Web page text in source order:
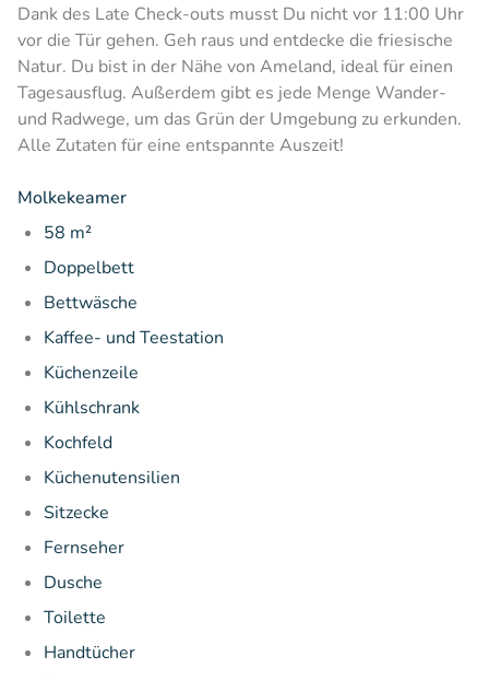
Dank des Late Check-outs musst Du nicht vor 11:00 Uhr
vor die Tür gehen. Geh raus und entdecke die friesische
Natur. Du bist in der Nähe von Ameland, ideal für einen
Tagesausflug. Außerdem gibt es jede Menge Wander-
und Radwege, um das Grün der Umgebung zu erkunden.
Alle Zutaten für eine entspannte Auszeit!
Molkekeamer
58 m²
Doppelbett
Bettwäsche
Kaffee- und Teestation
Küchenzeile
Kühlschrank
Kochfeld
Küchenutensilien
Sitzecke
Fernseher
Dusche
Toilette
Handtücher